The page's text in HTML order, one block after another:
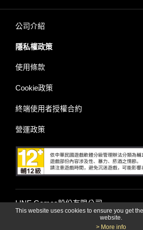
公司介紹
隱私權政策
使用條款
Cookie政策
終端使用者授權合約
營運政策
LINE Games股份有限公司
This website uses cookies to ensure you get
website.
> More info